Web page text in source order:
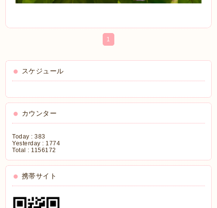
1
スケジュール
カウンター
Today :383
Yesterday : 1774
Total : 1156172
携帯サイト